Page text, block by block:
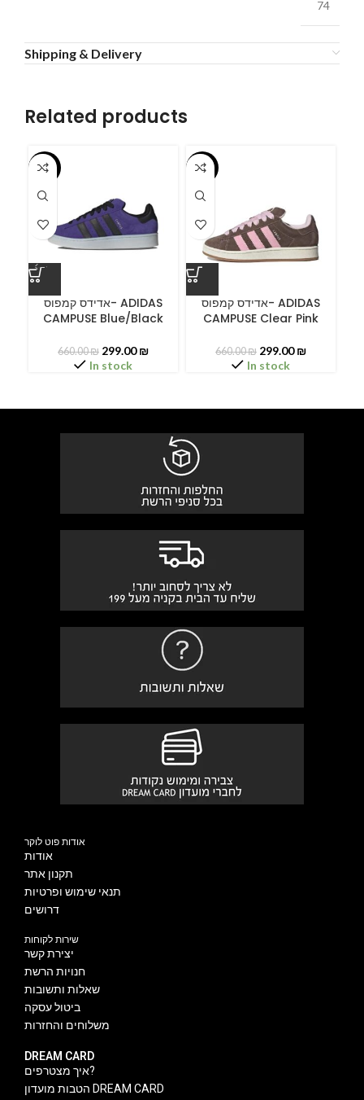
74
Shipping & Delivery
Related products
-55%
אדידס קמפוס- ADIDAS
CAMPUSE Blue/Black
660.00₪ 299.00₪
In stock
-55%
אדידס קמפוס- ADIDAS
CAMPUSE Clear Pink
660.00₪ 299.00₪
In stock
אודות פוט לוקר
אודות
תקנון אתר
תנאי שימוש ופרטיות
דרושים
שירות לקוחות
יצירת קשר
חנויות הרשת
שאלות ותשובות
ביטול עסקה
משלוחים והחזרות
DREAM CARD
איך מצטרפים?
הטבות מועדון DREAM CARD